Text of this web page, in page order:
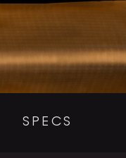
SPECS